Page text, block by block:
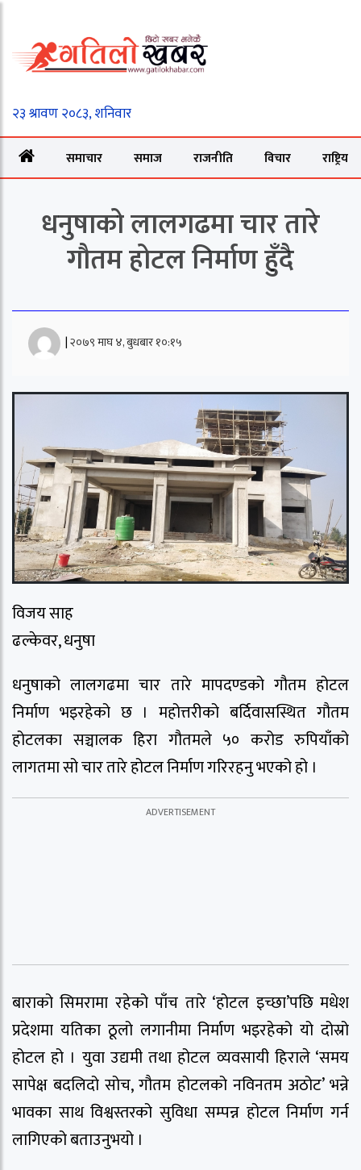
समाचार समाज राजनीति विचार राष्ट्रिय
धनुषाको लालगढमा चार तारे
गौतम होटल निर्माण हुँदै
|२०७९ माघ ४, बुधबार १०:१५
विजय साह
ढल्केवर, धनुषा
धनुषाको लालगढमा चार तारे मापदण्डको गौतम होटल
निर्माण भइरहेको छ । महोत्तरीको बर्दिवासस्थित गौतम
होटलका सञ्चालक हिरा गौतमले ५० करोड रुपियाँको
लागतमा सो चार तारे होटल निर्माण गरिरहनु भएको हो ।
बाराको सिमरामा रहेको पाँच तारे ‘होटल इच्छा’पछि मधेश
प्रदेशमा यतिका ठूलो लगानीमा निर्माण भइरहेको यो दोस्रो
होटल हो । युवा उद्यमी तथा होटल व्यवसायी हिराले ‘समय
सापेक्ष बदलिदो सोच, गौतम होटलको नविनतम अठोट’ भन्ने
भावका साथ विश्वस्तरको सुविधा सम्पन्न होटल निर्माण गर्न
लागिएको बताउनुभयो ।